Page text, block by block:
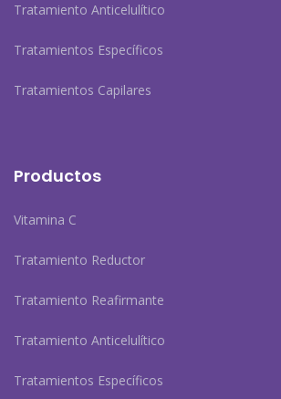
Tratamiento Anticelulítico
Tratamientos Específicos
Tratamientos Capilares
Productos
Vitamina C
Tratamiento Reductor
Tratamiento Reafirmante
Tratamiento Anticelulítico
Tratamientos Específicos